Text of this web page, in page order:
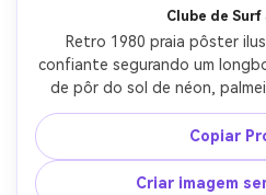
Clube de Surf
Retro 1980 praia pôster
confiante segurando um
de pôr do sol de néon,
renderizado em padrões de
de manchete de roteiro
rosa quente, roxo, ciano e
aerógrafo, textura de meio
Copiar
Criar imagem